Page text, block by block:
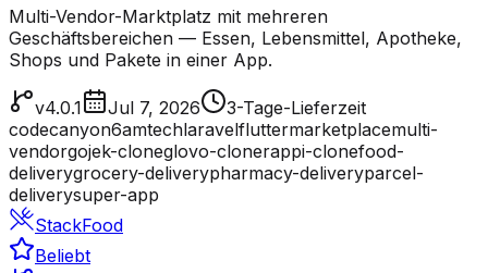
Multi-Vendor-Marktplatz mit mehreren
Geschäftsbereichen — Essen, Lebensmittel, Apotheke,
Shops und Pakete in einer App.
v4.0.1 Jul 7, 2026
3-Tage-Lieferzeit
codecanyon6amtechlaravelfluttermarketplacemulti-
vendorgojek-cloneglovo-clonerappi-clonefood-
deliverygrocery-deliverypharmacy-deliveryparcel-
deliverysuper-app
StackFood
Beliebt